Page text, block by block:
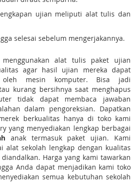
ujian meliputi alat tulis dan
selesai sebelum mengerjakannya.
menggunakan alat tulis paket ujian
agar hasil ujian mereka dapat
oleh mesin komputer. Bisa jadi
kurang bersihnya saat menghapus
tidak dapat membaca jawaban
dalam pengoreksian. Dapatkan
berkualitas hanya di toko kami
yang menyediakan lengkap berbagai
anak termasuk paket ujian. Kami
alat sekolah lengkap dengan kualitas
Harga yang kami tawarkan
Anda dapat menjadikan kami toko
semua kebutuhan sekolah